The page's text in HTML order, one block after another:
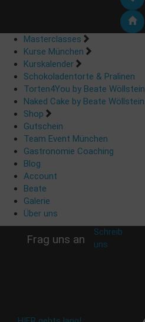
Masterclasses
Kurse München
Kurskalender
Schokoladentorte & Pralinen
Torten4You by Beate Wöllstein
Naked Cake by Beate Wöllstein
Shop
Gutschein
Team Event München
Gastronomie Coaching
Blog
Account
Beate
Galerie
Über uns
Frag uns an
Schreib
uns